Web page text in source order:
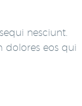
nesciunt.
dolores eos qui